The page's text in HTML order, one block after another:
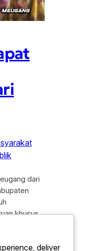
dari
khusus
dalam
deliver